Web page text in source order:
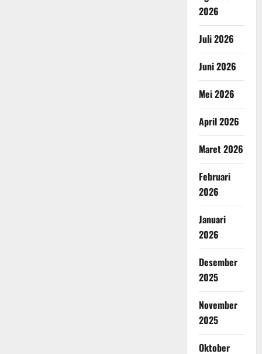
2026
Juli 2026
Juni 2026
Mei 2026
April 2026
Maret 2026
Februari
2026
Januari
2026
Desember
2025
November
2025
Oktober